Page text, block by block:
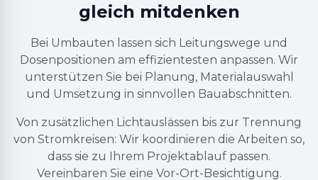
gleich mitdenken
Bei Umbauten lassen sich Leitungswege und
Dosenpositionen am effizientesten anpassen. Wir
unterstützen Sie bei Planung, Materialauswahl
und Umsetzung in sinnvollen Bauabschnitten.
Von zusätzlichen Lichtauslässen bis zur Trennung
von Stromkreisen: Wir koordinieren die Arbeiten so,
dass sie zu Ihrem Projektablauf passen.
Vereinbaren Sie eine Vor-Ort-Besichtigung.